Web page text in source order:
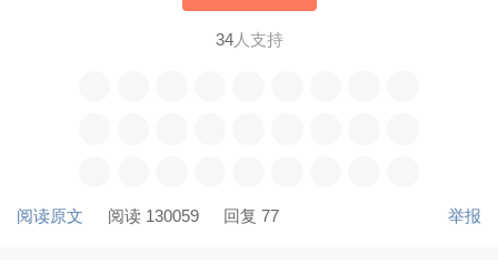
34人支持
阅读原文 阅读 130059 回复 77 举报